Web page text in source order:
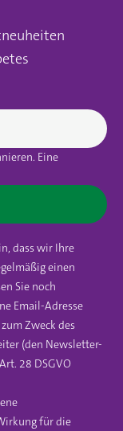
Eine
dass wir Ihre
einen
Sie noch
Email-Adresse
Zweck des
(den Newsletter-
28 DSGVO
für die